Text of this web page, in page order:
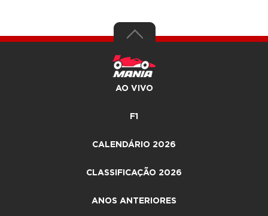
AO VIVO
F1
CALENDÁRIO 2026
CLASSIFICAÇÃO 2026
ANOS ANTERIORES